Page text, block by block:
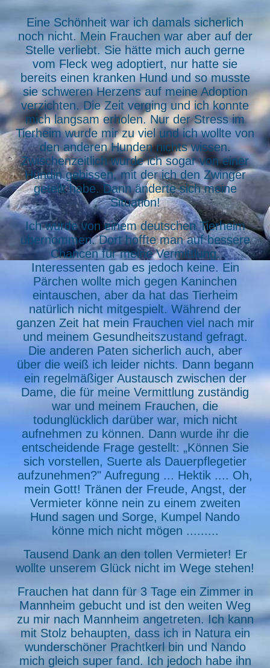
amor-neu2table50
Eine Schönheit war ich damals sicherlich
noch nicht. Mein Frauchen war aber auf der
Stelle verliebt. Sie hätte mich auch gerne
vom Fleck weg adoptiert, nur hatte sie
bereits einen kranken Hund und so musste
sie schweren Herzens auf meine Adoption
verzichten. Die Zeit verging und ich konnte
mich langsam erholen. Nur der Stress im
Tierheim wurde mir zu viel und ich wollte von
den anderen Hunden nichts wissen.
Zwischenzeitlich wurde ich sogar von einer
Hündin gebissen, mit der ich den Zwinger
geteilt habe. Dann änderte sich meine
Situation!
Ich wurde von einem deutschen Tierheim
übernommen. Dort hoffte man auf bessere
Chancen für meine Vermittlung.
Interessenten gab es jedoch keine. Ein
Pärchen wollte mich gegen Kaninchen
eintauschen, aber da hat das Tierheim
natürlich nicht mitgespielt. Während der
ganzen Zeit hat mein Frauchen viel nach mir
und meinem Gesundheitszustand gefragt.
Die anderen Paten sicherlich auch, aber
über die weiß ich leider nichts. Dann begann
ein regelmäßiger Austausch zwischen der
Dame, die für meine Vermittlung zuständig
war und meinem Frauchen, die
todunglücklich darüber war, mich nicht
aufnehmen zu können. Dann wurde ihr die
entscheidende Frage gestellt: „Können Sie
sich vorstellen, Suerte als Dauerpflegetier
aufzunehmen?" Aufregung ... Hektik .... Oh,
mein Gott! Tränen der Freude, Angst, der
Vermieter könne nein zu einem zweiten
Hund sagen und Sorge, Kumpel Nando
könne mich nicht mögen .........
Tausend Dank an den tollen Vermieter! Er
wollte unserem Glück nicht im Wege stehen!
Frauchen hat dann für 3 Tage ein Zimmer in
Mannheim gebucht und ist den weiten Weg
zu mir nach Mannheim angetreten. Ich kann
mit Stolz behaupten, dass ich in Natura ein
wunderschöner Prachtkerl bin und Nando
mich gleich super fand. Ich jedoch habe ihn